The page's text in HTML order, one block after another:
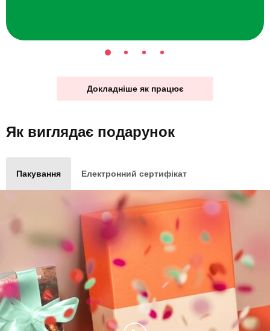
Докладніше як працює
Як виглядає подарунок
Пакування Електронний сертифікат